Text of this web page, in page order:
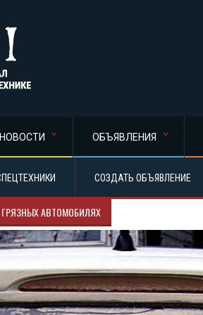
НОВОСТИ ОБЪЯВЛЕНИЯ
СОЗДАТЬ ОБЪЯВЛЕНИЕ
АВТОМОБИЛЯХ